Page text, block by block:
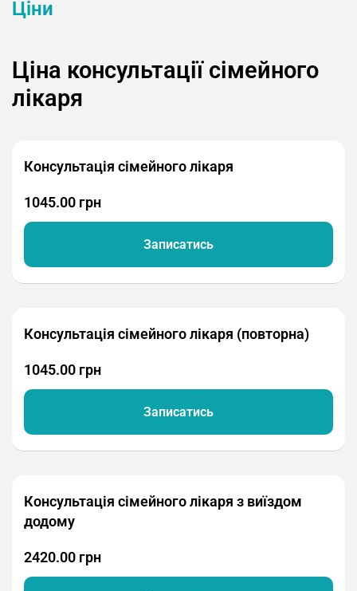
Ціни
Ціна консультації сімейного
лікаря
Консультація сімейного лікаря
1045.00 грн
Записатись
Консультація сімейного лікаря (повторна)
1045.00 грн
Записатись
Консультація сімейного лікаря з виїздом
додому
2420.00 грн